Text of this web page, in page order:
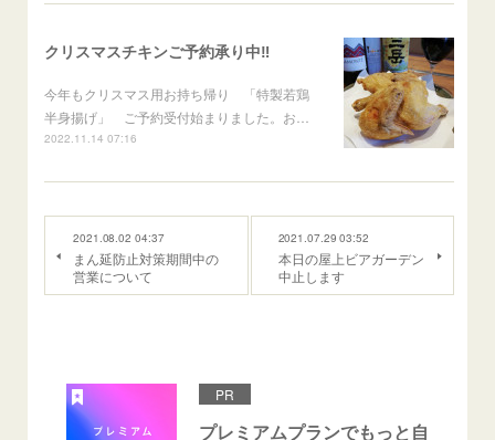
クリスマスチキンご予約承り中‼
今年もクリスマス用お持ち帰り 「特製若鶏
半身揚げ」 ご予約受付始まりました。お…
2022.11.14 07:16
2021.08.02 04:37
まん延防止対策期間中の
営業について
2021.07.29 03:52
本日の屋上ビアガーデン
中止します
PR
プレミアムプランでもっと自